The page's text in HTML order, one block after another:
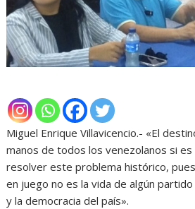
Miguel Enrique Villavicencio.- «El
manos de todos los venezolanos si
resolver este problema histórico,
en juego no es la vida de algún
y la democracia del país».